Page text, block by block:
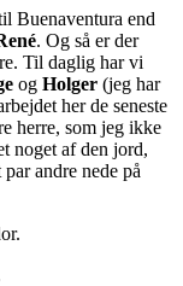
Buenaventura end
. Og så er der
Til daglig har vi
og Holger (jeg har
her de seneste
herre, som jeg ikke
noget af den jord,
andre nede på